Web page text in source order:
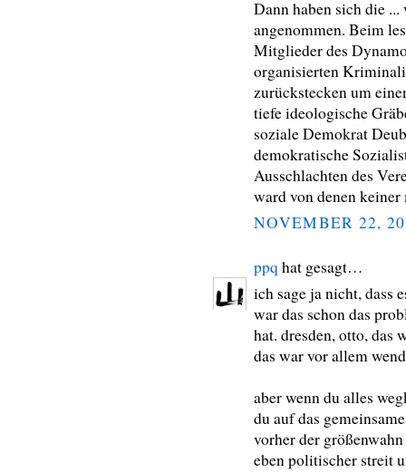
Dann haben sich die
angenommen. Beim
Mitglieder des
organisierten
zurückstecken um
tiefe ideologische
soziale Demokrat
demokratische
Ausschlachten des
ward von denen keiner
NOVEMBER 22,
ppq hat gesagt…
ich sage ja nicht, dass
war das schon das
hat. dresden, otto,
das war vor allem
aber wenn du alles
du auf das
vorher der
eben politischer streit